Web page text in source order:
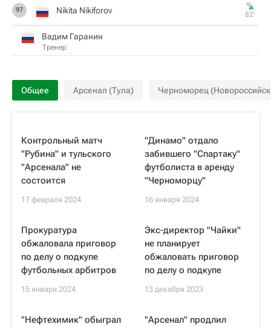
97 Nikita Nikiforov 82‎’‎
Вадим Гаранин
Тренер
Общее Арсенал (Тула) Черноморец
Контрольный матч
"Рубина" и тульского
"Арсенала" не
состоится
17 февраля 2024
"Динамо" отдало
забившего "Спартаку"
футболиста в аренду
"Черноморцу"
16 января 2024
Прокуратура
обжаловала приговор
по делу о подкупе
футбольных арбитров
15 января 2024
Экс-директор "Чайки"
не планирует
обжаловать приговор
по делу о подкупе
13 декабря 2023
"Нефтехимик" обыграл
"Арсенал" продлил